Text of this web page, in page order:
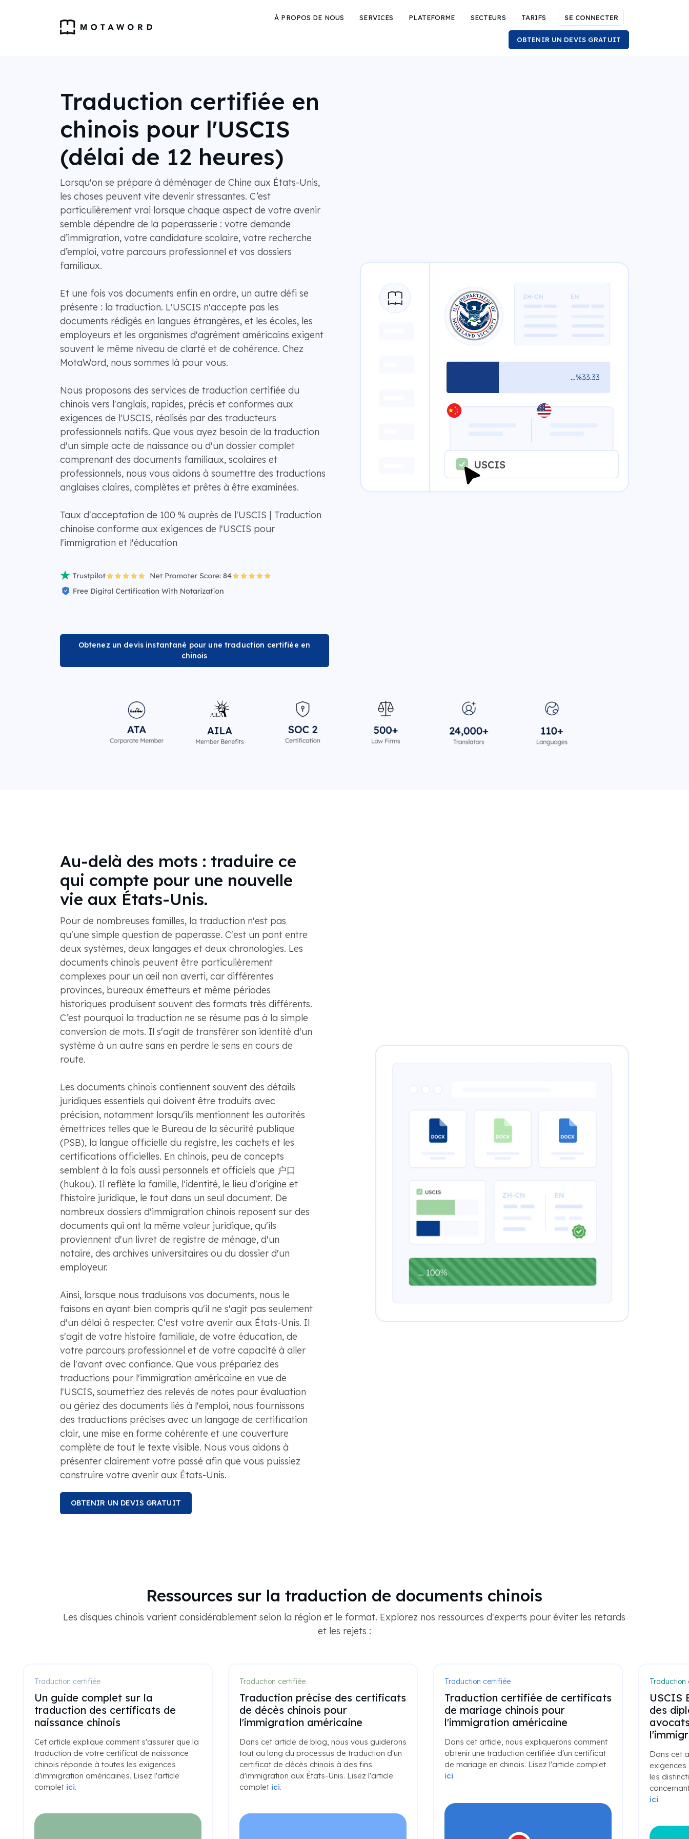
À PROPOS DE NOUS SERVICES PLATEFORME SECTEURS TARIFS SE CONNECTER
OBTENIR UN DEVIS GRATUIT
Traduction certifiée en
chinois pour l'USCIS
(délai de 12 heures)
Lorsqu'on se prépare à déménager de Chine aux États-Unis,
les choses peuvent vite devenir stressantes. C’est
particulièrement vrai lorsque chaque aspect de votre avenir
semble dépendre de la paperasserie : votre demande
d’immigration, votre candidature scolaire, votre recherche
d’emploi, votre parcours professionnel et vos dossiers
familiaux.
Et une fois vos documents enfin en ordre, un autre défi se
présente : la traduction. L'USCIS n'accepte pas les
documents rédigés en langues étrangères, et les écoles, les
employeurs et les organismes d'agrément américains exigent
souvent le même niveau de clarté et de cohérence. Chez
MotaWord, nous sommes là pour vous.
Nous proposons des services de traduction certifiée du
chinois vers l'anglais, rapides, précis et conformes aux
exigences de l'USCIS, réalisés par des traducteurs
professionnels natifs. Que vous ayez besoin de la traduction
d'un simple acte de naissance ou d'un dossier complet
comprenant des documents familiaux, scolaires et
professionnels, nous vous aidons à soumettre des traductions
anglaises claires, complètes et prêtes à être examinées.
Taux d'acceptation de 100 % auprès de l'USCIS | Traduction
chinoise conforme aux exigences de l'USCIS pour
l'immigration et l'éducation
Obtenez un devis instantané pour une traduction certifiée en
chinois
Au-delà des mots : traduire ce
qui compte pour une nouvelle
vie aux États-Unis.
Pour de nombreuses familles, la traduction n'est pas
qu'une simple question de paperasse. C'est un pont entre
deux systèmes, deux langages et deux chronologies. Les
documents chinois peuvent être particulièrement
complexes pour un œil non averti, car différentes
provinces, bureaux émetteurs et même périodes
historiques produisent souvent des formats très différents.
C’est pourquoi la traduction ne se résume pas à la simple
conversion de mots. Il s'agit de transférer son identité d'un
système à un autre sans en perdre le sens en cours de
route.
Les documents chinois contiennent souvent des détails
juridiques essentiels qui doivent être traduits avec
précision, notamment lorsqu'ils mentionnent les autorités
émettrices telles que le Bureau de la sécurité publique
(PSB), la langue officielle du registre, les cachets et les
certifications officielles. En chinois, peu de concepts
semblent à la fois aussi personnels et officiels que 户口
(hukou). Il reflète la famille, l'identité, le lieu d'origine et
l'histoire juridique, le tout dans un seul document. De
nombreux dossiers d'immigration chinois reposent sur des
documents qui ont la même valeur juridique, qu'ils
proviennent d'un livret de registre de ménage, d'un
notaire, des archives universitaires ou du dossier d'un
employeur.
Ainsi, lorsque nous traduisons vos documents, nous le
faisons en ayant bien compris qu'il ne s'agit pas seulement
d'un délai à respecter. C'est votre avenir aux États-Unis. Il
s'agit de votre histoire familiale, de votre éducation, de
votre parcours professionnel et de votre capacité à aller
de l'avant avec confiance. Que vous prépariez des
traductions pour l'immigration américaine en vue de
l'USCIS, soumettiez des relevés de notes pour évaluation
ou gériez des documents liés à l'emploi, nous fournissons
des traductions précises avec un langage de certification
clair, une mise en forme cohérente et une couverture
complète de tout le texte visible. Nous vous aidons à
présenter clairement votre passé afin que vous puissiez
construire votre avenir aux États-Unis.
OBTENIR UN DEVIS GRATUIT
Ressources sur la traduction de documents chinois
Les disques chinois varient considérablement selon la région et le format. Explorez nos ressources d'experts pour éviter les retards
et les rejets :
Traduction certifiée
Un guide complet sur la
traduction des certificats de
naissance chinois
Cet article explique comment s'assurer que la
traduction de votre certificat de naissance
chinois réponde à toutes les exigences
d'immigration américaines. Lisez l'article
complet ici.
Traduction certifiée
Traduction précise des certificats
de décès chinois pour
l'immigration américaine
Dans cet article de blog, nous vous guiderons
tout au long du processus de traduction d'un
certificat de décès chinois à des fins
d'immigration aux États-Unis. Lisez l'article
complet ici.
Traduction certifiée
Traduction certifiée de certificats
de mariage chinois pour
l'immigration américaine
Dans cet article, nous expliquerons comment
obtenir une traduction certifiée d'un certificat
de mariage en chinois. Lisez l'article complet
ici.
Traduction
USCIS
des
Dans cet
les
ici.